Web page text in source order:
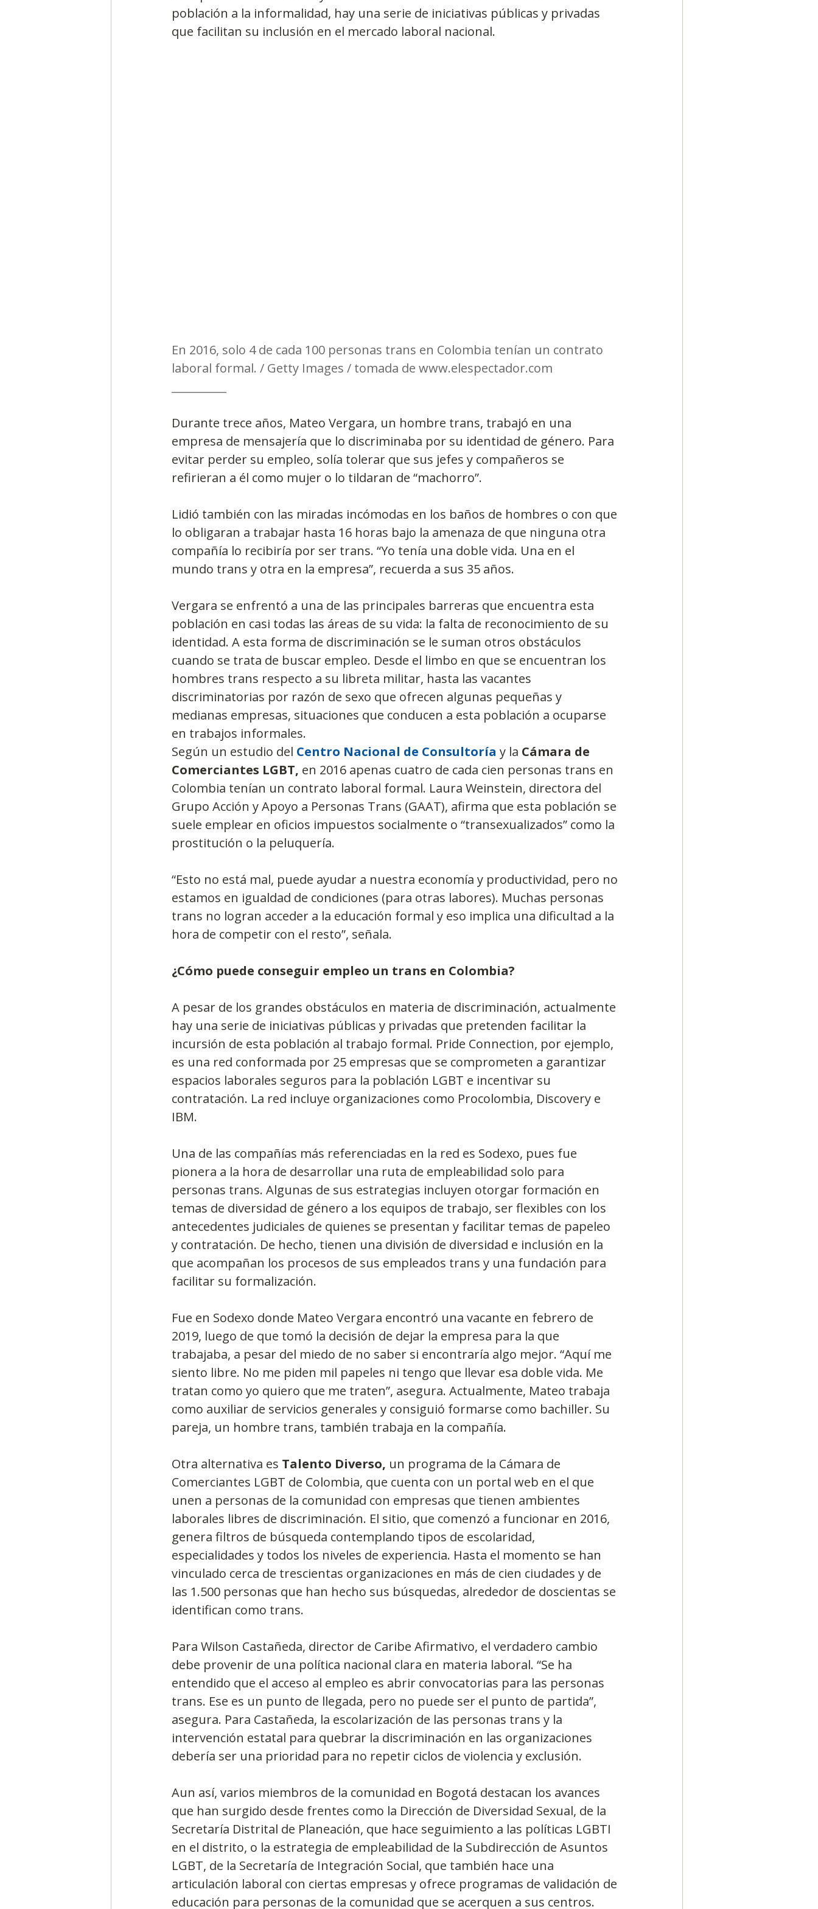
población a la informalidad, hay una serie de iniciativas públicas y privadas
que facilitan su inclusión en el mercado laboral nacional.
En 2016, solo 4 de cada 100 personas trans en Colombia tenían un contrato
laboral formal. / Getty Images / tomada de www.elespectador.com
Durante trece años, Mateo Vergara, un hombre trans, trabajó en una
empresa de mensajería que lo discriminaba por su identidad de género. Para
evitar perder su empleo, solía tolerar que sus jefes y compañeros se
refirieran a él como mujer o lo tildaran de “machorro”.
Lidió también con las miradas incómodas en los baños de hombres o con que
lo obligaran a trabajar hasta 16 horas bajo la amenaza de que ninguna otra
compañía lo recibiría por ser trans. “Yo tenía una doble vida. Una en el
mundo trans y otra en la empresa”, recuerda a sus 35 años.
Vergara se enfrentó a una de las principales barreras que encuentra esta
población en casi todas las áreas de su vida: la falta de reconocimiento de su
identidad. A esta forma de discriminación se le suman otros obstáculos
cuando se trata de buscar empleo. Desde el limbo en que se encuentran los
hombres trans respecto a su libreta militar, hasta las vacantes
discriminatorias por razón de sexo que ofrecen algunas pequeñas y
medianas empresas, situaciones que conducen a esta población a ocuparse
en trabajos informales.
Según un estudio del Centro Nacional de Consultoría y la Cámara de
Comerciantes LGBT, en 2016 apenas cuatro de cada cien personas trans en
Colombia tenían un contrato laboral formal. Laura Weinstein, directora del
Grupo Acción y Apoyo a Personas Trans (GAAT), afirma que esta población se
suele emplear en oficios impuestos socialmente o “transexualizados” como la
prostitución o la peluquería.
“Esto no está mal, puede ayudar a nuestra economía y productividad, pero no
estamos en igualdad de condiciones (para otras labores). Muchas personas
trans no logran acceder a la educación formal y eso implica una dificultad a la
hora de competir con el resto”, señala.
¿Cómo puede conseguir empleo un trans en Colombia?
A pesar de los grandes obstáculos en materia de discriminación, actualmente
hay una serie de iniciativas públicas y privadas que pretenden facilitar la
incursión de esta población al trabajo formal. Pride Connection, por ejemplo,
es una red conformada por 25 empresas que se comprometen a garantizar
espacios laborales seguros para la población LGBT e incentivar su
contratación. La red incluye organizaciones como Procolombia, Discovery e
IBM.
Una de las compañías más referenciadas en la red es Sodexo, pues fue
pionera a la hora de desarrollar una ruta de empleabilidad solo para
personas trans. Algunas de sus estrategias incluyen otorgar formación en
temas de diversidad de género a los equipos de trabajo, ser flexibles con los
antecedentes judiciales de quienes se presentan y facilitar temas de papeleo
y contratación. De hecho, tienen una división de diversidad e inclusión en la
que acompañan los procesos de sus empleados trans y una fundación para
facilitar su formalización.
Fue en Sodexo donde Mateo Vergara encontró una vacante en febrero de
2019, luego de que tomó la decisión de dejar la empresa para la que
trabajaba, a pesar del miedo de no saber si encontraría algo mejor. “Aquí me
siento libre. No me piden mil papeles ni tengo que llevar esa doble vida. Me
tratan como yo quiero que me traten”, asegura. Actualmente, Mateo trabaja
como auxiliar de servicios generales y consiguió formarse como bachiller. Su
pareja, un hombre trans, también trabaja en la compañía.
Otra alternativa es Talento Diverso, un programa de la Cámara de
Comerciantes LGBT de Colombia, que cuenta con un portal web en el que
unen a personas de la comunidad con empresas que tienen ambientes
laborales libres de discriminación. El sitio, que comenzó a funcionar en 2016,
genera filtros de búsqueda contemplando tipos de escolaridad,
especialidades y todos los niveles de experiencia. Hasta el momento se han
vinculado cerca de trescientas organizaciones en más de cien ciudades y de
las 1.500 personas que han hecho sus búsquedas, alrededor de doscientas se
identifican como trans.
Para Wilson Castañeda, director de Caribe Afirmativo, el verdadero cambio
debe provenir de una política nacional clara en materia laboral. “Se ha
entendido que el acceso al empleo es abrir convocatorias para las personas
trans. Ese es un punto de llegada, pero no puede ser el punto de partida”,
asegura. Para Castañeda, la escolarización de las personas trans y la
intervención estatal para quebrar la discriminación en las organizaciones
debería ser una prioridad para no repetir ciclos de violencia y exclusión.
Aun así, varios miembros de la comunidad en Bogotá destacan los avances
que han surgido desde frentes como la Dirección de Diversidad Sexual, de la
Secretaría Distrital de Planeación, que hace seguimiento a las políticas LGBTI
en el distrito, o la estrategia de empleabilidad de la Subdirección de Asuntos
LGBT, de la Secretaría de Integración Social, que también hace una
articulación laboral con ciertas empresas y ofrece programas de validación de
educación para personas de la comunidad que se acerquen a sus centros.